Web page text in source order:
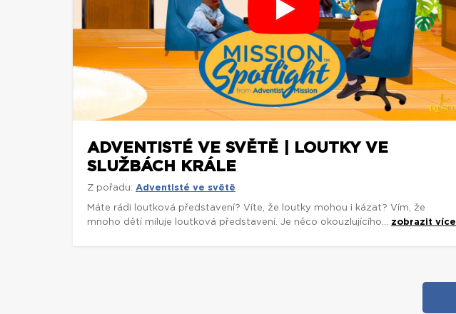
ADVENTISTÉ VE SVĚTĚ | LOUTKY VE
SLUŽBÁCH KRÁLE
Z pořadu: Adventisté ve světě
Máte rádi loutková představení? Víte, že loutky mohou i kázat? Vím, že
mnoho dětí miluje loutková představení. Je něco okouzlujícího... zobrazit více